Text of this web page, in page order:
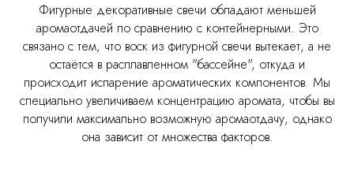
Фигурные декоративные свечи обладают меньшей
аромаотдачей по сравнению с контейнерными. Это
связано с тем, что воск из фигурной свечи вытекает, а не
остаётся в расплавленном "бассейне", откуда и
происходит испарение ароматических компонентов. Мы
специально увеличиваем концентрацию аромата, чтобы вы
получили максимально возможную аромаотдачу, однако
она зависит от множества факторов.